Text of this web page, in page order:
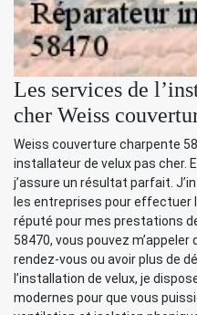
Les services de
cher Weiss
Weiss couverture charpente
installateur de velux pas cher.
j’assure un résultat parfait.
les entreprises pour effectuer
réputé pour mes prestations
58470, vous pouvez m’appeler
rendez-vous ou avoir plus de
l’installation de velux, je
modernes pour que vous